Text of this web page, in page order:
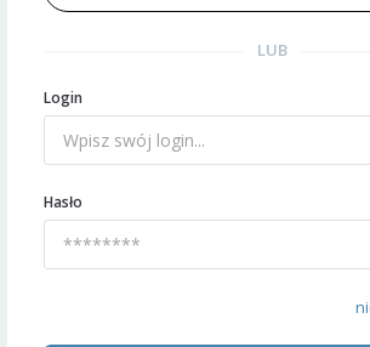
LUB
Login
Hasło